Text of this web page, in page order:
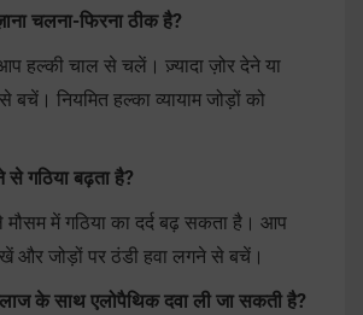
चलना-फिरना ठीक है?
हल्की चाल से चलें। ज़्यादा ज़ोर देने या
नियमित हल्का व्यायाम जोड़ों को
गठिया बढ़ता है?
मौसम में गठिया का दर्द बढ़ सकता है। आप
और जोड़ों पर ठंडी हवा लगने से बचें।
के साथ एलोपैथिक दवा ली जा सकती है?